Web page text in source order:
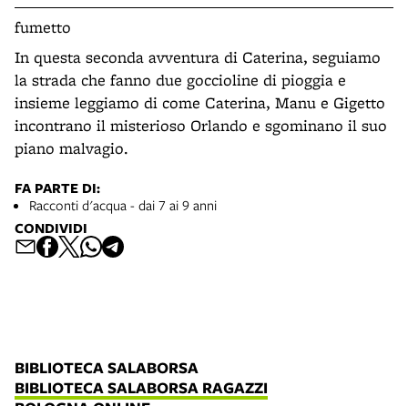
fumetto
In questa seconda avventura di Caterina, seguiamo
la strada che fanno due goccioline di pioggia e
insieme leggiamo di come Caterina, Manu e Gigetto
incontrano il misterioso Orlando e sgominano il suo
piano malvagio.
FA PARTE DI:
Racconti d'acqua - dai 7 ai 9 anni
CONDIVIDI
BIBLIOTECA SALABORSA
BIBLIOTECA SALABORSA RAGAZZI